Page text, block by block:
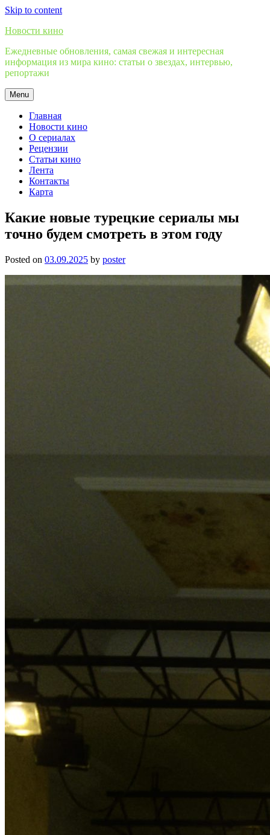
Skip to content
Новости кино
Ежедневные обновления, самая свежая и интересная
информация из мира кино: статьи о звездах, интервью,
репортажи
Menu
Главная
Новости кино
О сериалах
Рецензии
Статьи кино
Лента
Контакты
Карта
Какие новые турецкие сериалы мы
точно будем смотреть в этом году
Posted on 03.09.2025 by poster